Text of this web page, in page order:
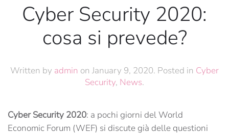
Cyber Security 2020:
cosa si prevede?
Written by admin on January 9, 2020. Posted in Cyber
Security, News.
Cyber Security 2020: a pochi giorni del World
Economic Forum (WEF) si discute già delle questioni